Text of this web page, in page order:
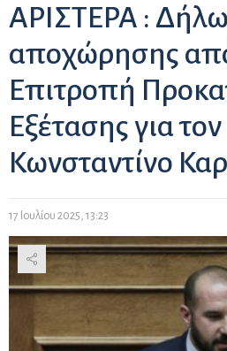
ΑΡΙΣΤΕΡΑ :
αποχώρησης από
Επιτροπή
Εξέτασης για τον
Κωνσταντίνο
17 Ιουλίου 2025, 13:23